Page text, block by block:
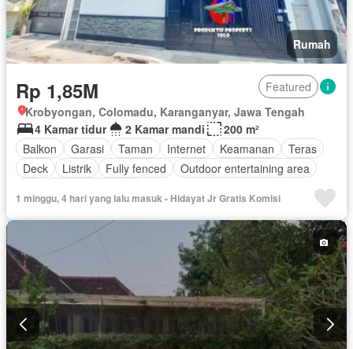
Rumah
Rp 1,85M
Featured
Krobyongan, Colomadu, Karanganyar, Jawa Tengah
4 Kamar tidur
2 Kamar mandi
200 m²
Balkon
Garasi Taman Internet Keamanan
Teras
Deck
Listrik Fully fenced
Outdoor entertaining area
1 minggu, 4 hari yang lalu masuk - Hidayat Jr Gratis Komisi